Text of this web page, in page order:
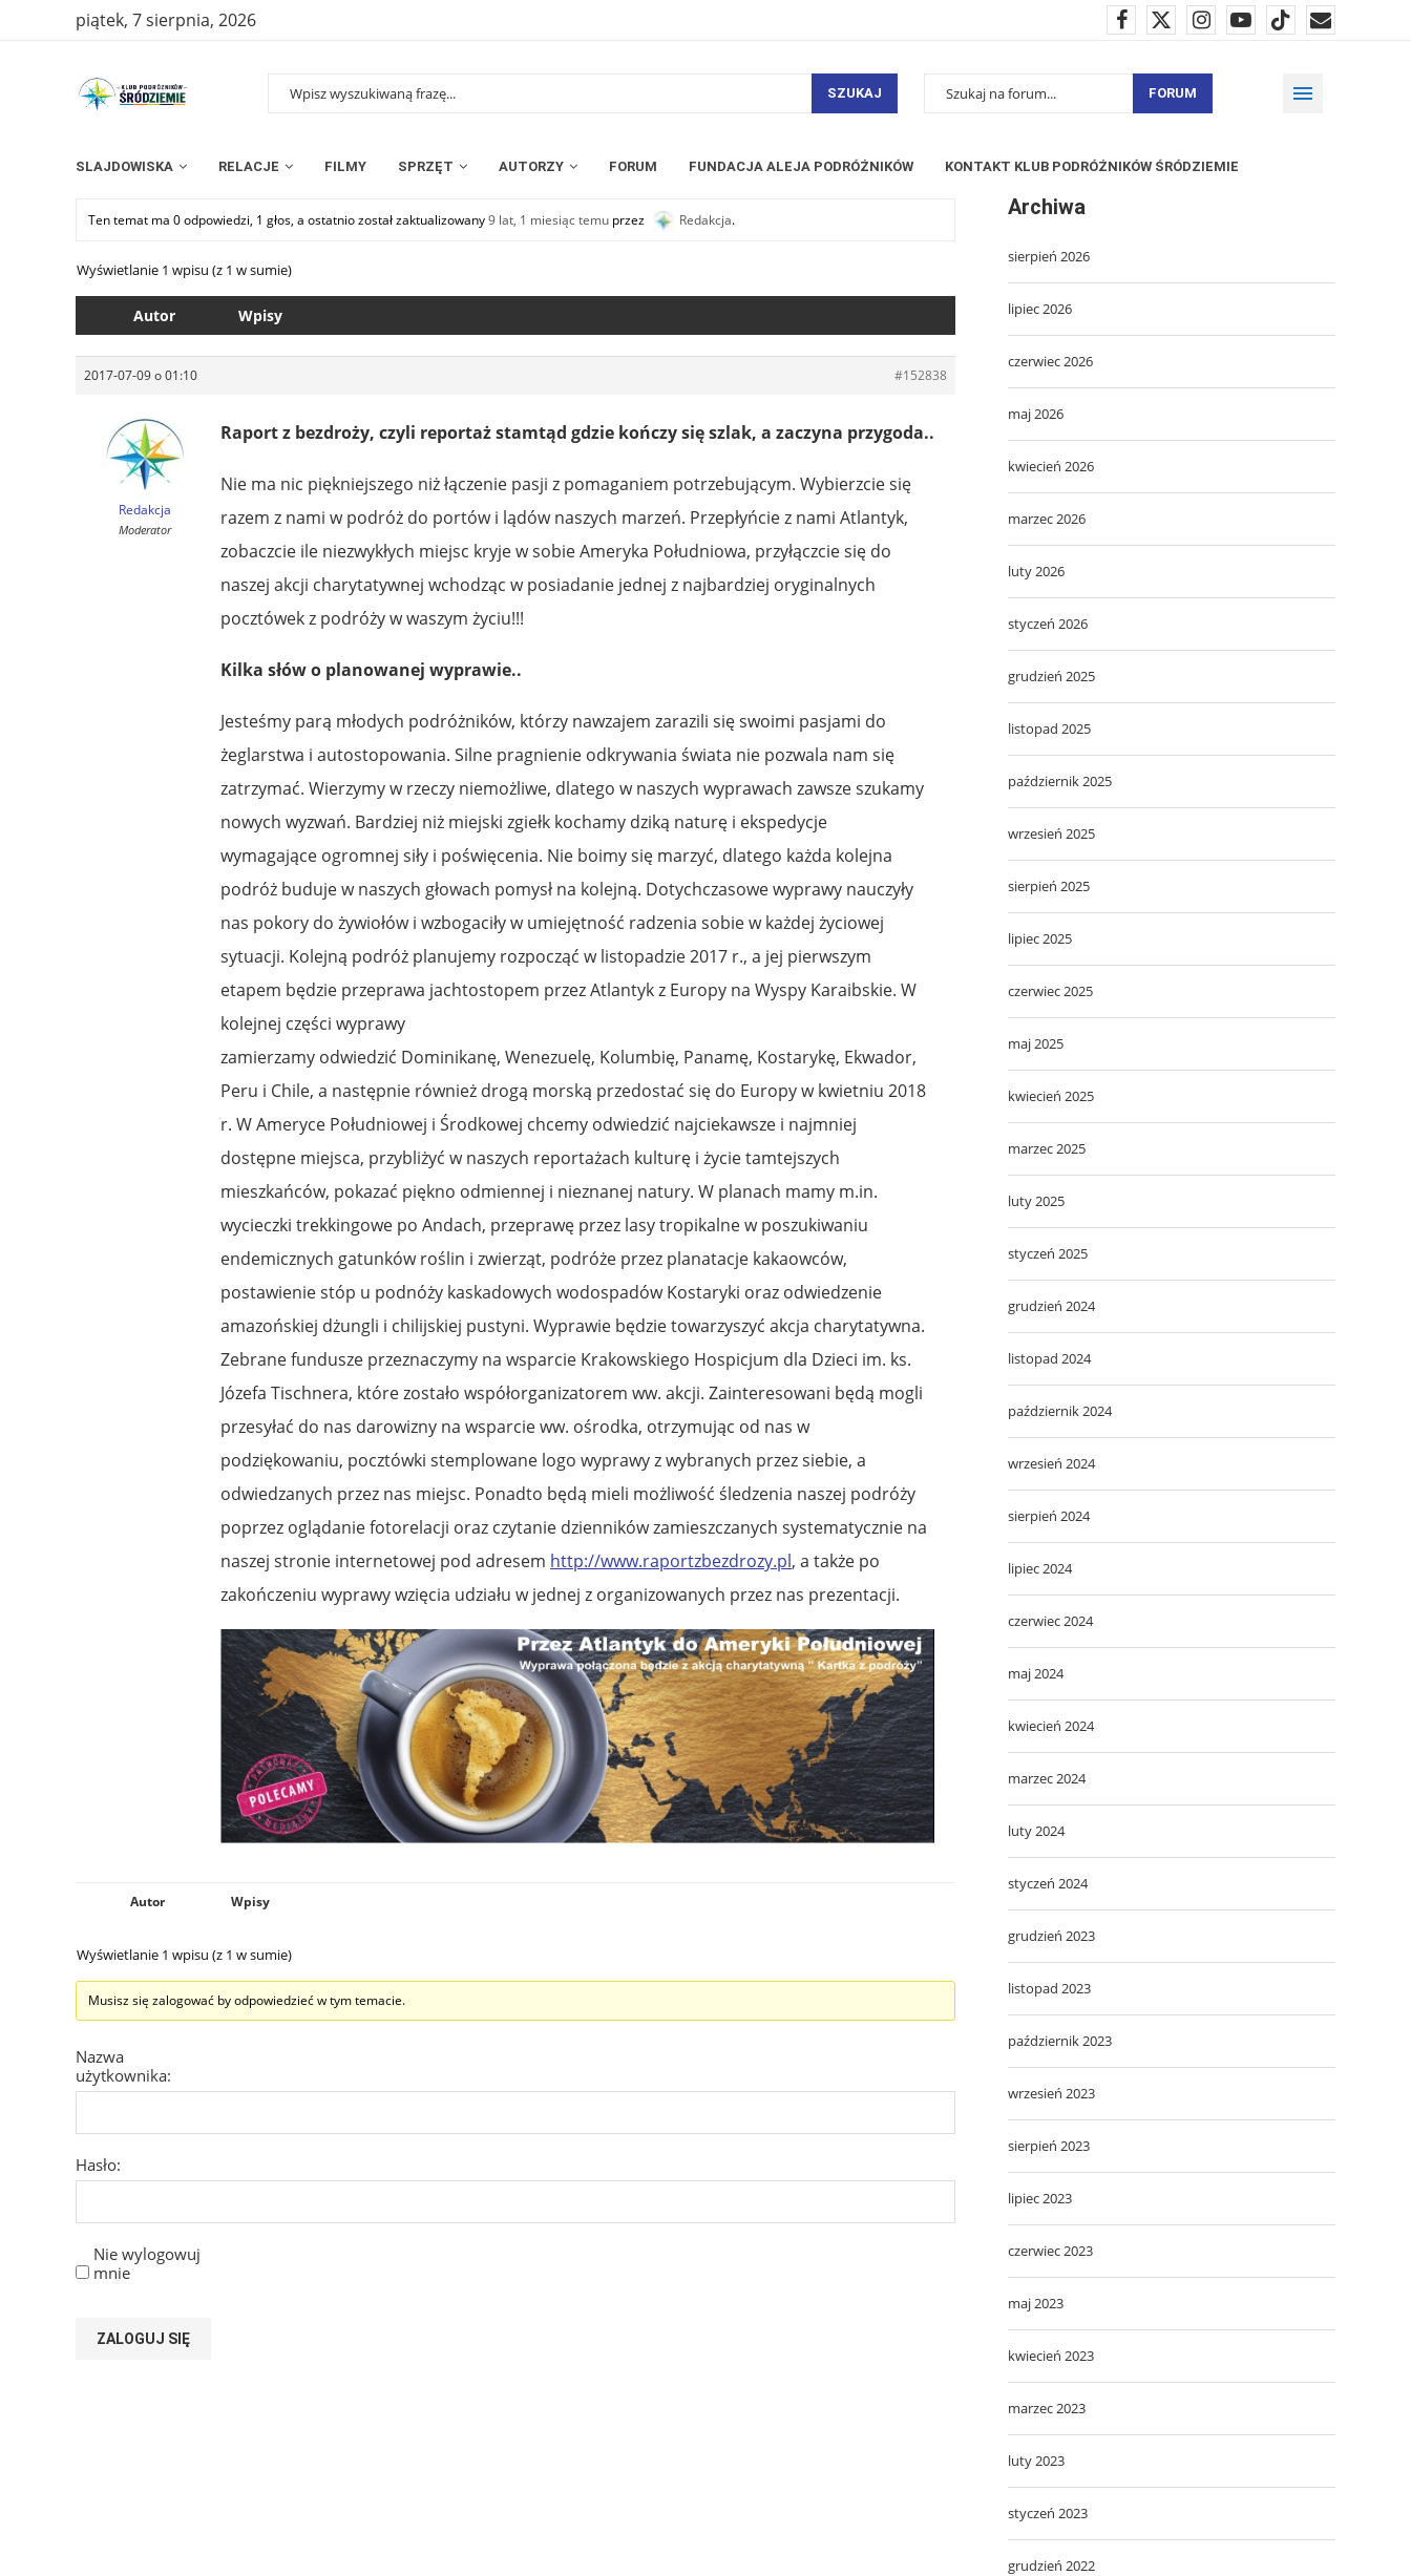
piątek, 7 sierpnia, 2026
SZUKAJ FORUM
SLAJDOWISKA RELACJE FILMY SPRZĘT AUTORZY FORUM FUNDACJA ALEJA PODRÓŻNIKÓW KONTAKT KLUB PODRÓŻNIKÓW ŚRÓDZIEMIE
Ten temat ma 0 odpowiedzi, 1 głos, a ostatnio został zaktualizowany9 lat, 1 miesiąc temu przez Redakcja.
Wyświetlanie 1 wpisu (z 1 w sumie)
Autor Wpisy
2017-07-09 o 01:10 #152838
Redakcja
Moderator
Raport z bezdroży, czyli reportaż stamtąd gdzie kończy się szlak, a zaczyna przygoda..
Nie ma nic piękniejszego niż łączenie pasji z pomaganiem potrzebującym. Wybierzcie się
razem z nami w podróż do portów i lądów naszych marzeń. Przepłyńcie z nami Atlantyk,
zobaczcie ile niezwykłych miejsc kryje w sobie Ameryka Południowa, przyłączcie się do
naszej akcji charytatywnej wchodząc w posiadanie jednej z najbardziej oryginalnych
pocztówek z podróży w waszym życiu!!!
Kilka słów o planowanej wyprawie..
Jesteśmy parą młodych podróżników, którzy nawzajem zarazili się swoimi pasjami do
żeglarstwa i autostopowania. Silne pragnienie odkrywania świata nie pozwala nam się
zatrzymać. Wierzymy w rzeczy niemożliwe, dlatego w naszych wyprawach zawsze szukamy
nowych wyzwań. Bardziej niż miejski zgiełk kochamy dziką naturę i ekspedycje
wymagające ogromnej siły i poświęcenia. Nie boimy się marzyć, dlatego każda kolejna
podróż buduje w naszych głowach pomysł na kolejną. Dotychczasowe wyprawy nauczyły
nas pokory do żywiołów i wzbogaciły w umiejętność radzenia sobie w każdej życiowej
sytuacji. Kolejną podróż planujemy rozpocząć w listopadzie 2017 r., a jej pierwszym
etapem będzie przeprawa jachtostopem przez Atlantyk z Europy na Wyspy Karaibskie. W
kolejnej części wyprawy
zamierzamy odwiedzić Dominikanę, Wenezuelę, Kolumbię, Panamę, Kostarykę, Ekwador,
Peru i Chile, a następnie również drogą morską przedostać się do Europy w kwietniu 2018
r. W Ameryce Południowej i Środkowej chcemy odwiedzić najciekawsze i najmniej
dostępne miejsca, przybliżyć w naszych reportażach kulturę i życie tamtejszych
mieszkańców, pokazać piękno odmiennej i nieznanej natury. W planach mamy m.in.
wycieczki trekkingowe po Andach, przeprawę przez lasy tropikalne w poszukiwaniu
endemicznych gatunków roślin i zwierząt, podróże przez planatacje kakaowców,
postawienie stóp u podnóży kaskadowych wodospadów Kostaryki oraz odwiedzenie
amazońskiej dżungli i chilijskiej pustyni. Wyprawie będzie towarzyszyć akcja charytatywna.
Zebrane fundusze przeznaczymy na wsparcie Krakowskiego Hospicjum dla Dzieci im. ks.
Józefa Tischnera, które zostało współorganizatorem ww. akcji. Zainteresowani będą mogli
przesyłać do nas darowizny na wsparcie ww. ośrodka, otrzymując od nas w
podziękowaniu, pocztówki stemplowane logo wyprawy z wybranych przez siebie, a
odwiedzanych przez nas miejsc. Ponadto będą mieli możliwość śledzenia naszej podróży
poprzez oglądanie fotorelacji oraz czytanie dzienników zamieszczanych systematycznie na
naszej stronie internetowej pod adresem http://www.raportzbezdrozy.pl, a także po
zakończeniu wyprawy wzięcia udziału w jednej z organizowanych przez nas prezentacji.
Autor Wpisy
Wyświetlanie 1 wpisu (z 1 w sumie)
Musisz się zalogować by odpowiedzieć w tym temacie.
Nazwa
użytkownika:
Hasło:
Nie wylogowuj
mnie
ZALOGUJ SIĘ
Archiwa
sierpień 2026
lipiec 2026
czerwiec 2026
maj 2026
kwiecień 2026
marzec 2026
luty 2026
styczeń 2026
grudzień 2025
listopad 2025
październik 2025
wrzesień 2025
sierpień 2025
lipiec 2025
czerwiec 2025
maj 2025
kwiecień 2025
marzec 2025
luty 2025
styczeń 2025
grudzień 2024
listopad 2024
październik 2024
wrzesień 2024
sierpień 2024
lipiec 2024
czerwiec 2024
maj 2024
kwiecień 2024
marzec 2024
luty 2024
styczeń 2024
grudzień 2023
listopad 2023
październik 2023
wrzesień 2023
sierpień 2023
lipiec 2023
czerwiec 2023
maj 2023
kwiecień 2023
marzec 2023
luty 2023
styczeń 2023
grudzień 2022